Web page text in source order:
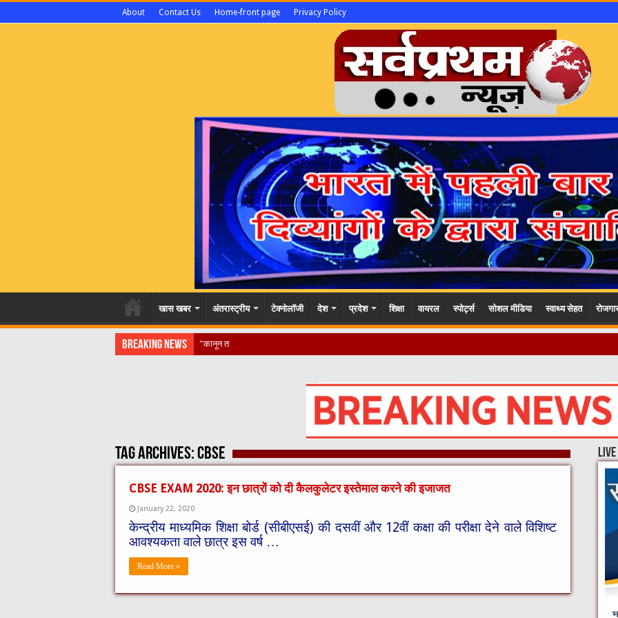
About Contact Us Home-front page Privacy Policy
खास खबर अंतरास्ट्रीय टेक्नोलॉजी देश प्रदेश शिक्षा वायरल स्पोर्ट्स सोशल मीडिया स्वाथ्य सेहत
Breaking News ​”कानून तो बदल गया 2016 में, दिव्यांगों के ह
Tag Archives:CBSE
CBSE EXAM 2020: इन छात्रों को दी कैलकुलेटर इस्तेमाल करने की इजाजत
January 22, 2020
केन्द्रीय माध्यमिक शिक्षा बोर्ड (सीबीएसई) की दसवीं और 12वीं कक्षा की परीक्षा देने वाले विशिष्ट
आवश्यकता वाले छात्र इस वर्ष …
Read More »